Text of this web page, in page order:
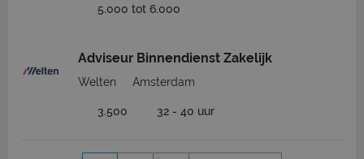
5.000 tot 6.000
Adviseur Binnendienst Zakelijk
Welten Amsterdam
3.500 32 - 40 uur